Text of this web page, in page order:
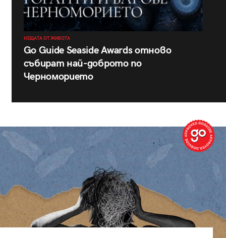
НЕЩАТА ОТ ЖИВОТА
Go Guide Seaside Awards отново
събират най-доброто по
Черноморието